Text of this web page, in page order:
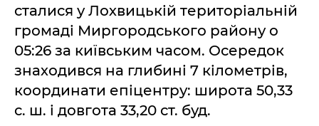
сталися у Лохвицькій територіальній
громаді Миргородського району о
05:26 за київським часом. Осередок
знаходився на глибині 7 кілометрів,
координати епіцентру: широта 50,33
с. ш. і довгота 33,20 ст. буд.